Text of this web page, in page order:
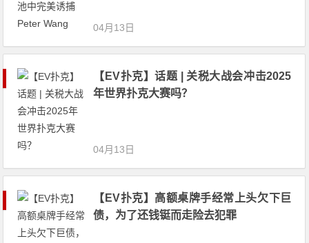
04月13日
【EV扑克】话题 | 关税大战会冲击2025
年世界扑克大赛吗？
04月13日
【EV扑克】高额桌牌手经常上头欠下巨
债，为了还钱铤而走险去犯罪